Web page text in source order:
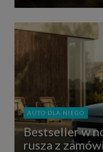
AUTO DLA NIEGO
Bestseller w
rusza z